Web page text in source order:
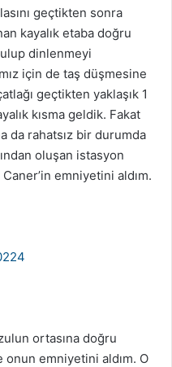
geçtikten sonra
kayalık etaba doğru
dinlenmeyi
için de taş düşmesine
geçtikten yaklaşık 1
kısma geldik. Fakat
da rahatsız bir durumda
oluşan istasyon
emniyetini aldım.
ortasına doğru
emniyetini aldım. O